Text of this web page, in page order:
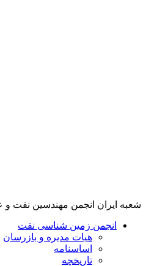
شعبه ایران انجمن مهندسین نفت و
انجمن زمین شناسی نفت
هیات مدیره و بازرسان
اساسنامه
تاریخچه